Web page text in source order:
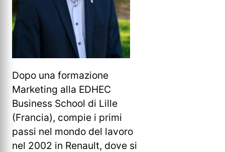
Dopo una formazione
Marketing alla EDHEC
Business School di Lille
(Francia), compie i primi
passi nel mondo del lavoro
nel 2002 in Renault, dove si